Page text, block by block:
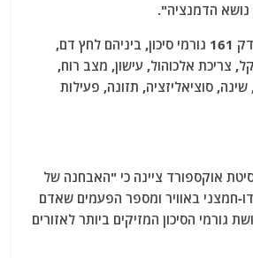
נושא הדמנציה".
לפי העיתון, המחקר בדק 161 גורמי סיכון, ביניהם לחץ דם,
צריכת אלכוהול, עישון, מצב רוח,
סוציאליזציה, תזונה, פעילות
אוקספורד ציינה כי "האבחנה של
חמצני באוויר ומספר הפעמים שאדם
גורמי הסיכון המזיקים ביותר לאזורים